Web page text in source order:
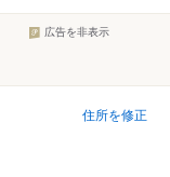
広告を非表示
住所を修正